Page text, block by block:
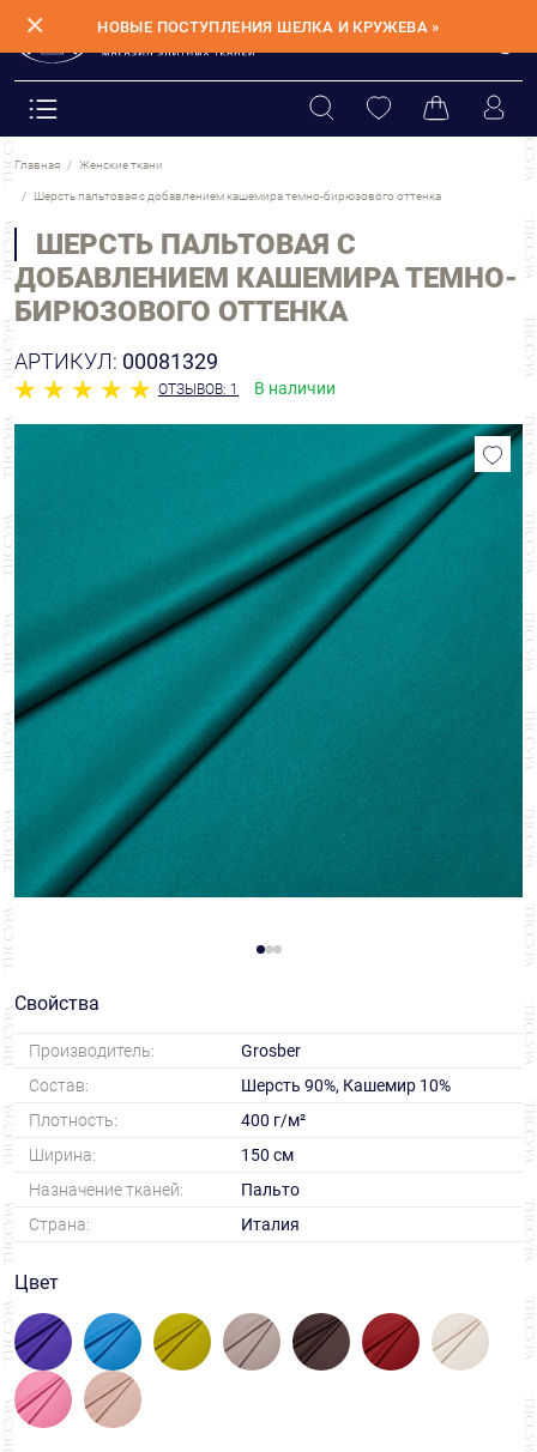
✕ НОВЫЕ ПОСТУПЛЕНИЯ ШЕЛКА И КРУЖЕВА »
Главная Женские ткани
Шерсть пальтовая с добавлением кашемира темно-бирюзового оттенка
ШЕРСТЬ ПАЛЬТОВАЯ С
ДОБАВЛЕНИЕМ КАШЕМИРА ТЕМНО-
БИРЮЗОВОГО ОТТЕНКА
АРТИКУЛ: 00081329
ОТЗЫВОВ: 1 В наличии
Свойства
Производитель:
Grosber
Состав:
Шерсть 90%, Кашемир 10%
Плотность:
400 г/м²
Ширина:
150 см
Назначение тканей:
Пальто
Страна:
Италия
Цвет